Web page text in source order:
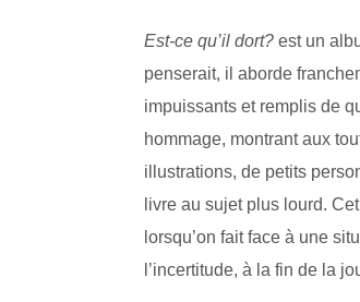
Est-ce qu’il dort? est un
penserait, il aborde
impuissants et remplis de
hommage, montrant aux
illustrations, de petits
livre au sujet plus lourd.
lorsqu’on fait face à une
l’incertitude, à la fin de la